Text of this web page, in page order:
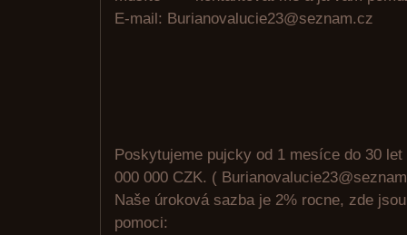
E-mail: Burianovalucie23@seznam.cz
Poskytujeme pujcky od 1 mesíce do 30
000 000 CZK. (
Naše úroková sazba je 2% rocne, zde
pomoci: